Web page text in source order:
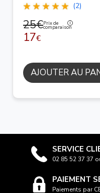
(2)
25€Prix de
comparaison
17€
AJOUTER AU
SERVICE
02 85 52 37 37
PAIEMENT
Paiements par